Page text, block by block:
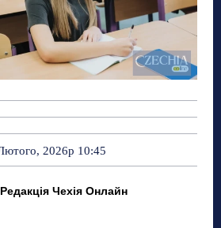
2026р 10:45
Редакція Чехія Онлайн